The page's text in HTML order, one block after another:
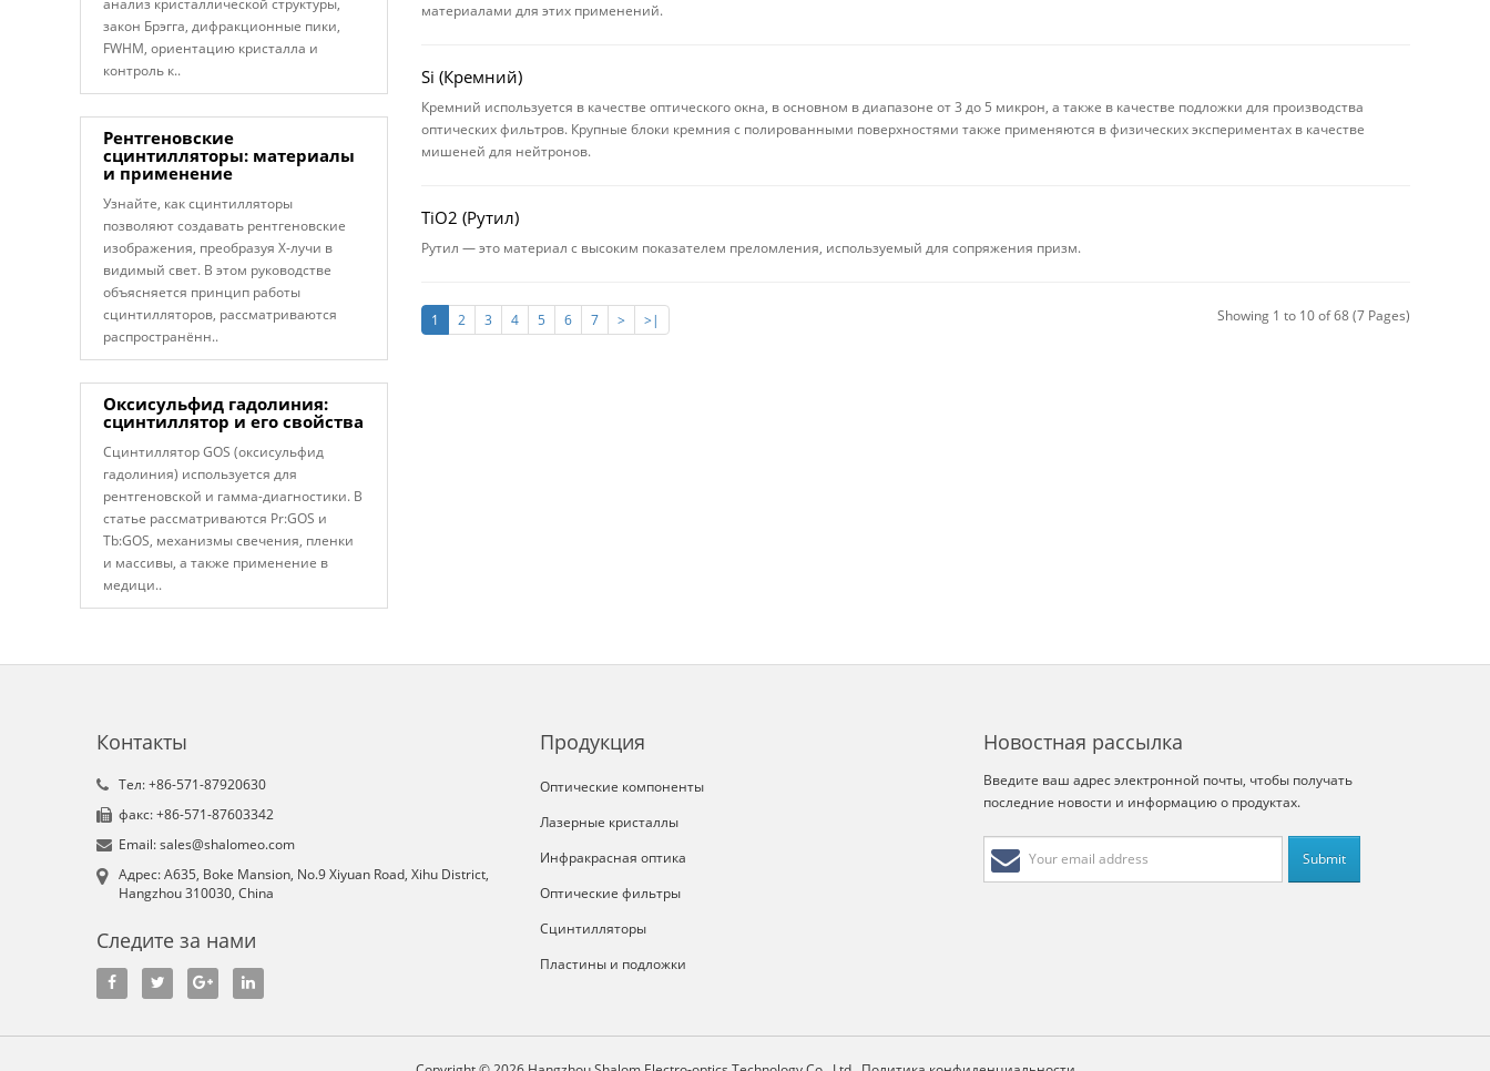
закон Брэгга, дифракционные пики,
FWHM, ориентацию кристалла и
контроль к..
Рентгеновские
сцинтилляторы: материалы
и применение
Узнайте, как сцинтилляторы
позволяют создавать рентгеновские
изображения, преобразуя X-лучи в
видимый свет. В этом руководстве
объясняется принцип работы
сцинтилляторов, рассматриваются
распространённ..
Оксисульфид гадолиния:
сцинтиллятор и его свойства
Сцинтиллятор GOS (оксисульфид
гадолиния) используется для
рентгеновской и гамма-диагностики. В
статье рассматриваются Pr:GOS и
Tb:GOS, механизмы свечения, пленки
и массивы, а также применение в
медици..
материалами для этих применений.
Si (Кремний)
Кремний используется в качестве оптического окна, в основном в диапазоне от 3 до 5 микрон, а также в качестве подложки для производства
оптических фильтров. Крупные блоки кремния с полированными поверхностями также применяются в физических экспериментах в качестве
мишеней для нейтронов.
TiO2 (Рутил)
Рутил — это материал с высоким показателем преломления, используемый для сопряжения призм.
1 2 3 4 5 6 7 > >| Showing 1 to 10 of 68 (7 Pages)
Контакты
Tел: +86-571-87920630
факс: +86-571-87603342
Email: sales@shalomeo.com
Aдрес: A635, Boke Mansion, No.9 Xiyuan Road, Xihu District,
Hangzhou 310030, China
Следите за нами
Продукция
Оптические компоненты
Лазерные кристаллы
Инфракрасная оптика
Оптические фильтры
Сцинтилляторы
Пластины и подложки
Новостная рассылка
Введите ваш адрес электронной почты, чтобы получать
последние новости и информацию о продуктах.